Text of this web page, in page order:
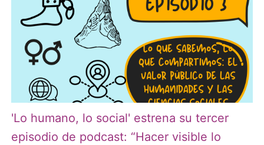
'Lo humano, lo social' estrena su tercer
episodio de podcast: “Hacer visible lo